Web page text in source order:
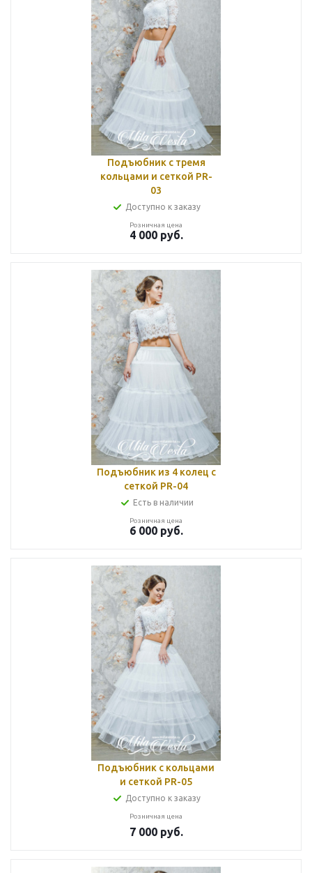
Подъюбник с тремя
кольцами и сеткой PR-
03
Доступно к заказу
Розничная цена
4 000руб.
Подъюбник из 4 колец с
сеткой PR-04
Есть в наличии
Розничная цена
6 000руб.
Подъюбник с кольцами
и сеткой PR-05
Доступно к заказу
Розничная цена
7 000руб.